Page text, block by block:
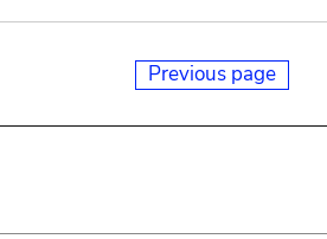
Previous page